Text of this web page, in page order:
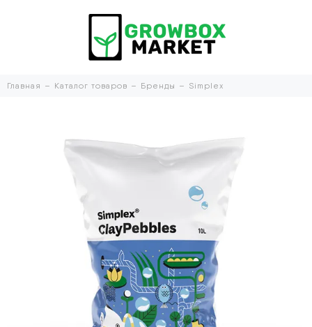
Главная Каталог товаров Бренды Simplex